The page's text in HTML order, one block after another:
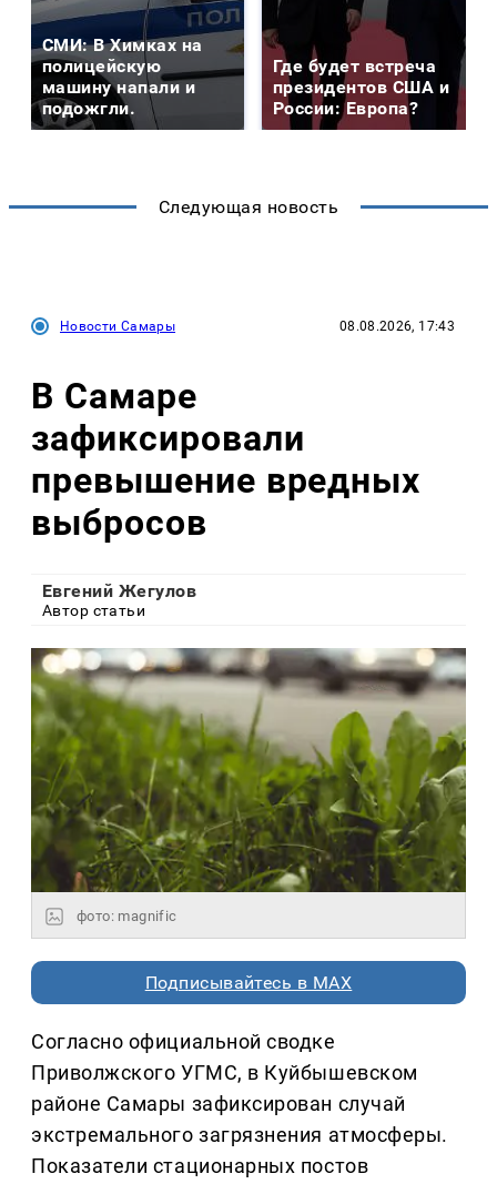
СМИ: В Химках на
полицейскую
машину напали и
подожгли.
Где будет встреча
президентов США и
России: Европа?
Следующая новость
Новости Самары 08.08.2026, 17:43
В Самаре
зафиксировали
превышение вредных
выбросов
Евгений Жегулов
Автор статьи
фото: magnific
Подписывайтесь в MAX
Согласно официальной сводке
Приволжского УГМС, в Куйбышевском
районе Самары зафиксирован случай
экстремального загрязнения атмосферы.
Показатели стационарных постов